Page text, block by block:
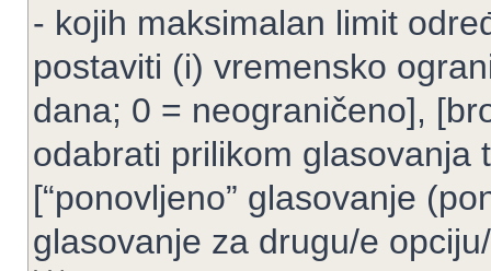
- kojih maksimalan limit
postaviti (i) vremensko
dana; 0 = neograničeno],
odabrati prilikom glasovanja
[“ponovljeno” glasovanje
glasovanje za drugu/e